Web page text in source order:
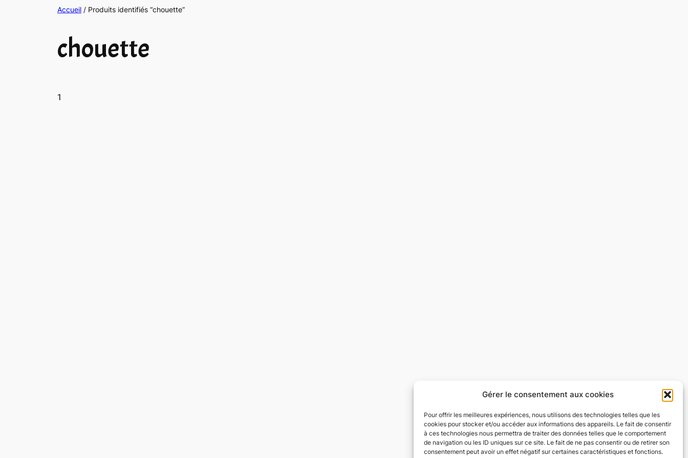
Gérer le consentement aux cookies
Pour offrir les meilleures expériences, nous utilisons des technologies telles que les
cookies pour stocker et/ou accéder aux informations des appareils. Le fait de consentir
à ces technologies nous permettra de traiter des données telles que le comportement
de navigation ou les ID uniques sur ce site. Le fait de ne pas consentir ou de retirer son
consentement peut avoir un effet négatif sur certaines caractéristiques et fonctions.
Accueil / Produits identifiés “chouette”
chouette
1